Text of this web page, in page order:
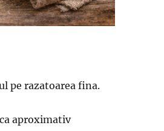
pe razatoarea fina.
aproximativ